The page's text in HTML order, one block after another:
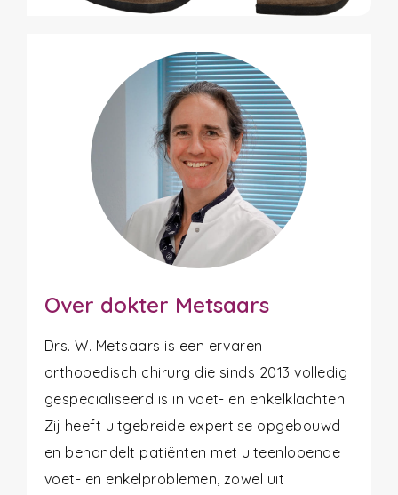
Over dokter Metsaars
Drs. W. Metsaars is een ervaren
orthopedisch chirurg die sinds 2013 volledig
gespecialiseerd is in voet- en enkelklachten.
Zij heeft uitgebreide expertise opgebouwd
en behandelt patiënten met uiteenlopende
voet- en enkelproblemen, zowel uit